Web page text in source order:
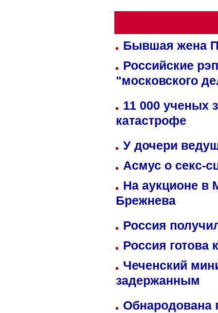
Бывшая жена
Российские
"московского
11 000 ученых
катастрофе
У дочери
Асмус о секс-
На аукционе в
Брежнева
Россия
Россия готова
Чеченский
задержанным
Обнародована